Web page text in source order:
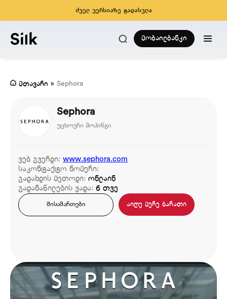
ძველ ვერსიაზე გადასვლა
მობაილბანკი
მთავარი » Sephora
Sephora
უცხოური შოპინგი
ვებ გვერდი: www.sephora.com
საკონტაქტო ნომერი:
გადახდის მეთოდი: ონლაინ
გადანაწილების ვადა: 6 თვე
მისამართები აიღე მერე ბარათი